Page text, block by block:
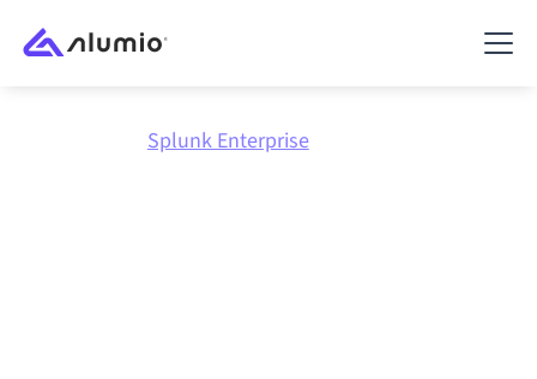
Splunk Enterprise